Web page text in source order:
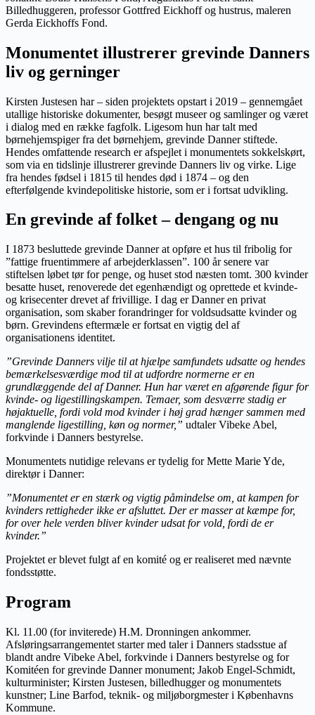
Billedhuggeren, professor Gottfred Eickhoff og hustrus, maleren
Gerda Eickhoffs Fond.
Monumentet illustrerer grevinde Danners
liv og gerninger
Kirsten Justesen har – siden projektets opstart i 2019 – gennemgået
utallige historiske dokumenter, besøgt museer og samlinger og været
i dialog med en række fagfolk. Ligesom hun har talt med
børnehjemspiger fra det børnehjem, grevinde Danner stiftede.
Hendes omfattende research er afspejlet i monumentets sokkelskørt,
som via en tidslinje illustrerer grevinde Danners liv og virke. Lige
fra hendes fødsel i 1815 til hendes død i 1874 – og den
efterfølgende kvindepolitiske historie, som er i fortsat udvikling.
En grevinde af folket – dengang og nu
I 1873 besluttede grevinde Danner at opføre et hus til fribolig for
”fattige fruentimmere af arbejderklassen”. 100 år senere var
stiftelsen løbet tør for penge, og huset stod næsten tomt. 300 kvinder
besatte huset, renoverede det egenhændigt og oprettede et kvinde-
og krisecenter drevet af frivillige. I dag er Danner en privat
organisation, som skaber forandringer for voldsudsatte kvinder og
børn. Grevindens eftermæle er fortsat en vigtig del af
organisationens identitet.
”Grevinde Danners vilje til at hjælpe samfundets udsatte og hendes
bemærkelsesværdige mod til at udfordre normerne er en
grundlæggende del af Danner. Hun har været en afgørende figur for
kvinde- og ligestillingskampen. Temaer, som desværre stadig er
højaktuelle, fordi vold mod kvinder i høj grad hænger sammen med
manglende ligestilling, køn og normer,” udtaler Vibeke Abel,
forkvinde i Danners bestyrelse.
Monumentets nutidige relevans er tydelig for Mette Marie Yde,
direktør i Danner:
”Monumentet er en stærk og vigtig påmindelse om, at kampen for
kvinders rettigheder ikke er afsluttet. Der er masser at kæmpe for,
for over hele verden bliver kvinder udsat for vold, fordi de er
kvinder.”
Projektet er blevet fulgt af en komité og er realiseret med nævnte
fondsstøtte.
Program
Kl. 11.00 (for inviterede) H.M. Dronningen ankommer.
Afsløringsarrangementet starter med taler i Danners stadsstue af
blandt andre Vibeke Abel, forkvinde i Danners bestyrelse og for
Komitéen for grevinde Danner monument; Jakob Engel-Schmidt,
kulturminister; Kirsten Justesen, billedhugger og monumentets
kunstner; Line Barfod, teknik- og miljøborgmester i Københavns
Kommune.